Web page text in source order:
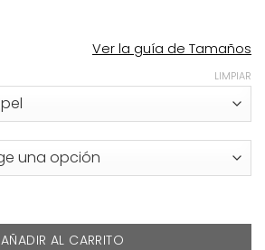
Ver la guía de Tamaños
LIMPIAR
AÑADIR AL CARRITO